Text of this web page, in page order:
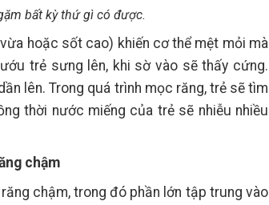
bất kỳ thứ gì có được.
hoặc sốt cao) khiến cơ thể mệt mỏi mà
trẻ sưng lên, khi sờ vào sẽ thấy cứng.
lên. Trong quá trình mọc răng, trẻ sẽ tìm
thời nước miếng của trẻ sẽ nhiễu nhiều
chậm
chậm, trong đó phần lớn tập trung vào